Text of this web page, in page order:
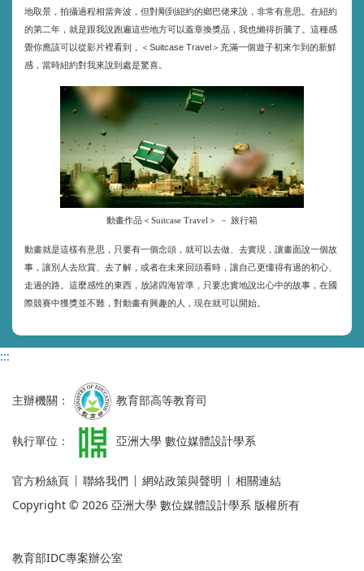
地取景，拍攝過程相當奔波，但對剛到紐約的鄉巴佬來說，非常有意思。在紐約
的第二年，就是跟我說跑遍這些地方可以蓋章換獎品，我也懶得折騰了。這種感
覺你應該可以從影片裡看到，＜ Suitcase Travel ＞充滿一個遊子初來乍到的新鮮
感，當時紐約對我來說到處是驚喜。
動畫作品＜Suitcase Travel＞ － 旅行箱
動畫就是這樣有意思，只要有一個念頭，就可以去做、去實現，讓畫面說一個故
事，讓別人去欣賞、去了解，或者在未來回頭看時，讓自己更懂得有過的初心、
走過的路。這麼感性的東西，放諸四海皆準，只要忠實地說出心中的故事，在國
際競賽中獲獎並不難，對動畫有興趣的人，現在就可以開始。
:::
主辦機關： 教育部高等教育司
執行單位： 亞洲大學 數位媒體設計學系
官方粉絲頁 聯絡我們 網站政策與聲明
相關連結
Copyright © 2026 亞洲大學 數位媒體設計學系 版權所有
教育部IDC專案辦公室